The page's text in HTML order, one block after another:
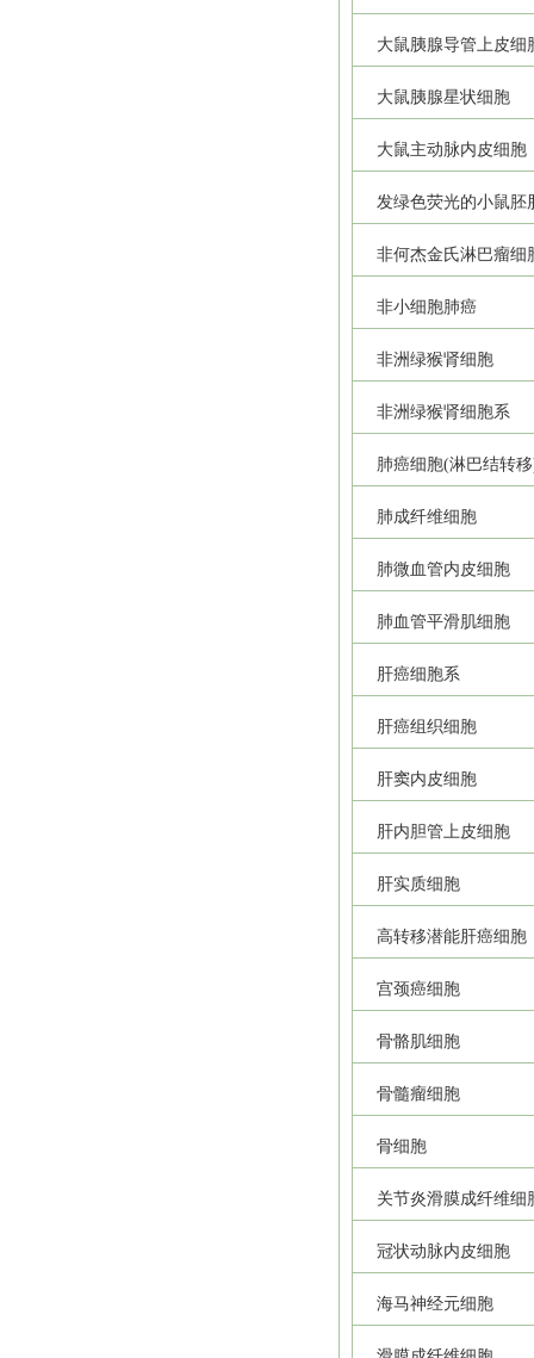
大鼠胰腺导管上皮细
大鼠胰腺星状细胞
大鼠主动脉内皮细胞
发绿色荧光的小鼠胚
非何杰金氏淋巴瘤细
非小细胞肺癌
非洲绿猴肾细胞
非洲绿猴肾细胞系
肺癌细胞(淋巴结转
肺成纤维细胞
肺微血管内皮细胞
肺血管平滑肌细胞
肝癌细胞系
肝癌组织细胞
肝窦内皮细胞
肝内胆管上皮细胞
肝实质细胞
高转移潜能肝癌细胞
宫颈癌细胞
骨骼肌细胞
骨髓瘤细胞
骨细胞
关节炎滑膜成纤维细
冠状动脉内皮细胞
海马神经元细胞